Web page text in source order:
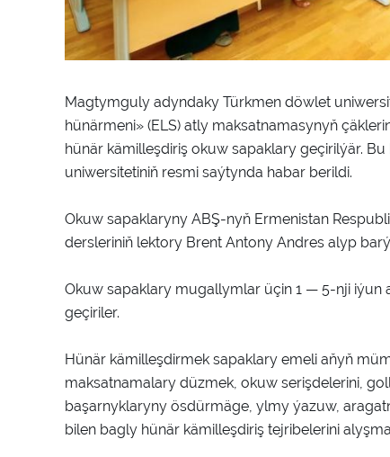
Magtymguly adyndaky Türkmen döwlet
hünärmeni» (ELS) atly maksatnamasynyň
hünär kämilleşdiriş okuw sapaklary geçirilýär.
uniwersitetiniň resmi saýtynda habar berildi.
Okuw sapaklaryny ABŞ-nyň Ermenistan
dersleriniň lektory Brent Antony Andres alyp
Okuw sapaklary mugallymlar üçin 1 — 5-nji
geçiriler.
Hünär kämilleşdirmek sapaklary emeli aňyň
maksatnamalary düzmek, okuw serişdelerini,
başarnyklaryny ösdürmäge, ylmy ýazuw,
bilen bagly hünär kämilleşdiriş tejribelerini